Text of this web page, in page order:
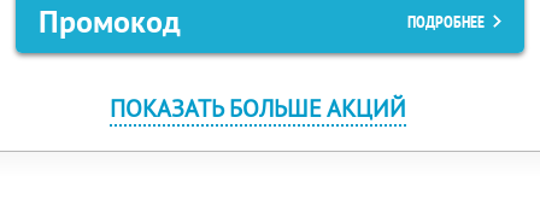
Промокод ПОДРОБНЕЕ
ПОКАЗАТЬ БОЛЬШЕ АКЦИЙ